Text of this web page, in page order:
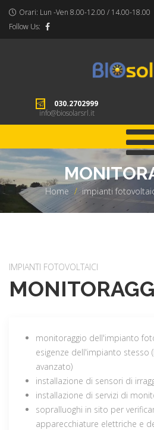
Orari: Lun -Ven 8.00-12.00 / 14.00-18.00
Follow Us:
030.2702999
info@biosolarsrl.it
Home > impianti
IMPIANTI FOTOVOLTAICI
monitoraggio dell'impianto
esigenze dell'impianto stesso
avanzato)
installazione di sensori di
installazione di servizi di
sopralluoghi in sito per
apparecchiature elettriche e